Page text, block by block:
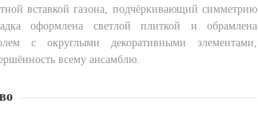
вставкой газона, подчёркивающий симметрию
оформлена светлой плиткой и обрамлена
с округлыми декоративными элементами,
всему ансамблю.